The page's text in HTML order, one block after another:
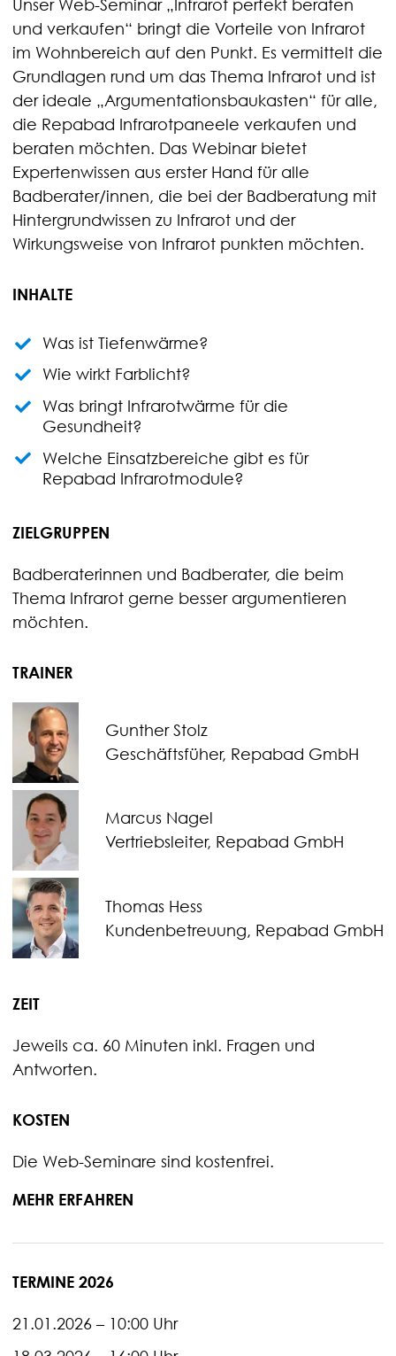
Unser Web-Seminar „Infrarot perfekt beraten
und verkaufen“ bringt die Vorteile von Infrarot
im Wohnbereich auf den Punkt. Es vermittelt die
Grundlagen rund um das Thema Infrarot und ist
der ideale „Argumentationsbaukasten“ für alle,
die Repabad Infrarotpaneele verkaufen und
beraten möchten. Das Webinar bietet
Expertenwissen aus erster Hand für alle
Badberater/innen, die bei der Badberatung mit
Hintergrundwissen zu Infrarot und der
Wirkungsweise von Infrarot punkten möchten.
INHALTE
Was ist Tiefenwärme?
Wie wirkt Farblicht?
Was bringt Infrarotwärme für die
Gesundheit?
Welche Einsatzbereiche gibt es für
Repabad Infrarotmodule?
ZIELGRUPPEN
Badberaterinnen und Badberater, die beim
Thema Infrarot gerne besser argumentieren
möchten.
TRAINER
Gunther Stolz
Geschäftsfüher, Repabad GmbH
Marcus Nagel
Vertriebsleiter, Repabad GmbH
Thomas Hess
Kundenbetreuung, Repabad GmbH
ZEIT
Jeweils ca. 60 Minuten inkl. Fragen und
Antworten.
KOSTEN
Die Web-Seminare sind kostenfrei.
MEHR ERFAHREN
TERMINE 2026
21.01.2026 – 10:00 Uhr